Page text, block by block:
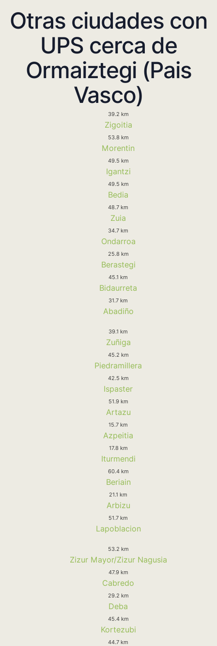
Otras ciudades con
UPS cerca de
Ormaiztegi (Pais
Vasco)
39.2 km
Zigoitia
53.8 km
Morentin
49.5 km
Igantzi
49.5 km
Bedia
48.7 km
Zuia
34.7 km
Ondarroa
25.8 km
Berastegi
45.1 km
Bidaurreta
31.7 km
Abadiño
39.1 km
Zuñiga
45.2 km
Piedramillera
42.5 km
Ispaster
51.9 km
Artazu
15.7 km
Azpeitia
17.8 km
Iturmendi
60.4 km
Beriain
21.1 km
Arbizu
51.7 km
Lapoblacion
53.2 km
Zizur Mayor/Zizur Nagusia
47.9 km
Cabredo
29.2 km
Deba
45.4 km
Kortezubi
44.7 km